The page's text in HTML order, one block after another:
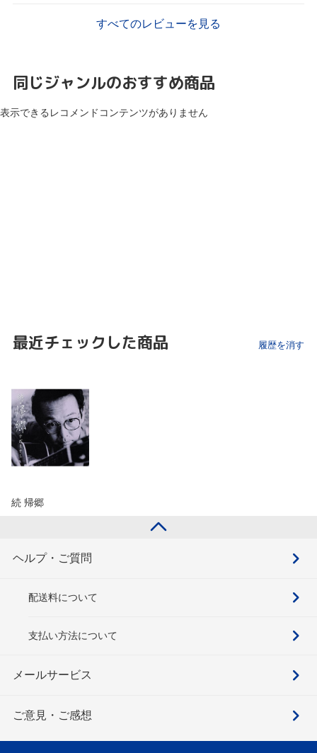
すべてのレビューを見る
同じジャンルのおすすめ商品
表示できるレコメンドコンテンツがありません
最近チェックした商品 履歴を消す
続 帰郷
ヘルプ・ご質問
配送料について
支払い方法について
メールサービス
ご意見・ご感想